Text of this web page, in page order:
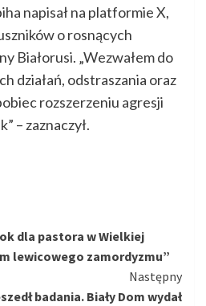
napisał na platformie X,
o rosnących
Białorusi. „Wezwałem do
działań, odstraszania oraz
rozszerzeniu agresji
– zaznaczył.
dla pastora w Wielkiej
lewicowego zamordyzmu”
Następny
badania. Biały Dom wydał